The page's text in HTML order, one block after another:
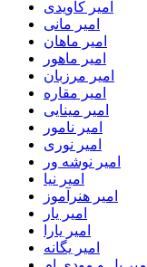
امیر کاویدی
امیر مانی
امیر ماهان
امیر ماهور
امیر مرزبان
امیر مقاره
امیر مینایی
امیر نامور
امیر نوری
امیر نوشه ور
امیر نیا
امیر هنرآموز
امیر یار
امیر یارا
امیر یگانه